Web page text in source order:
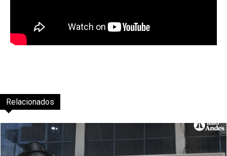
Relacionados